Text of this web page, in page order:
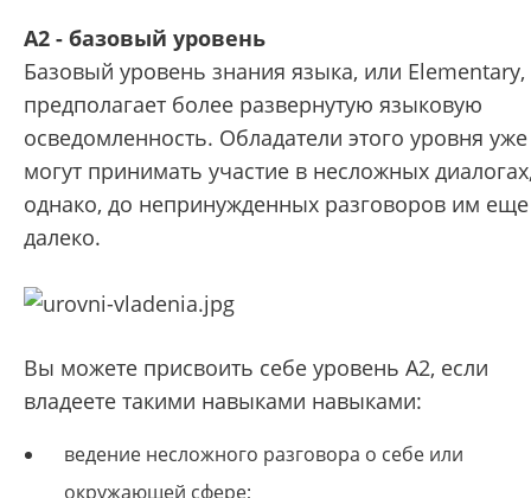
А2 - базовый уровень
Базовый уровень знания языка, или Elementary,
предполагает более развернутую языковую
осведомленность. Обладатели этого уровня уже
могут принимать участие в несложных
однако, до непринужденных разговоров им еще
далеко.
Вы можете присвоить себе уровень А2, если
владеете такими навыками навыками:
ведение несложного разговора о себе или
окружающей сфере;